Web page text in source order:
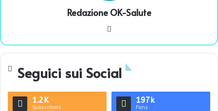
Redazione OK-Salute
te
Seguici sui Social
1.2K
Subscribers
197k
Fans